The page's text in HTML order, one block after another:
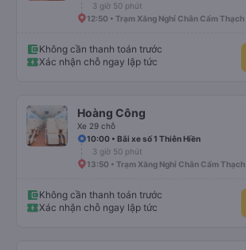
3 giờ 50 phút
12:50 • Trạm Xăng Nghỉ Chân Cẩm Thạch
Không cần thanh toán trước
Xác nhận chỗ ngay lập tức
Hoàng Công
Xe 29 chỗ
10:00 • Bãi xe số 1 Thiên Hiền
3 giờ 50 phút
13:50 • Trạm Xăng Nghỉ Chân Cẩm Thạch
Không cần thanh toán trước
Xác nhận chỗ ngay lập tức